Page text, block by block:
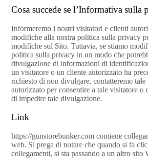
Cosa succede se l’Informativa sulla
Informeremo i nostri visitatori e clienti
modifiche alla nostra politica sulla privacy
modifiche sul Sito. Tuttavia, se stiamo
politica sulla privacy in un modo che
divulgazione di informazioni di
un visitatore o un cliente autorizzato ha
richiesto di non divulgare, contatteremo
autorizzato per consentire a tale visitatore o
di impedire tale divulgazione.
Link
https://gunstorebunker.com contiene
web. Si prega di notare che quando si fa
collegamenti, si sta passando a un altro sito